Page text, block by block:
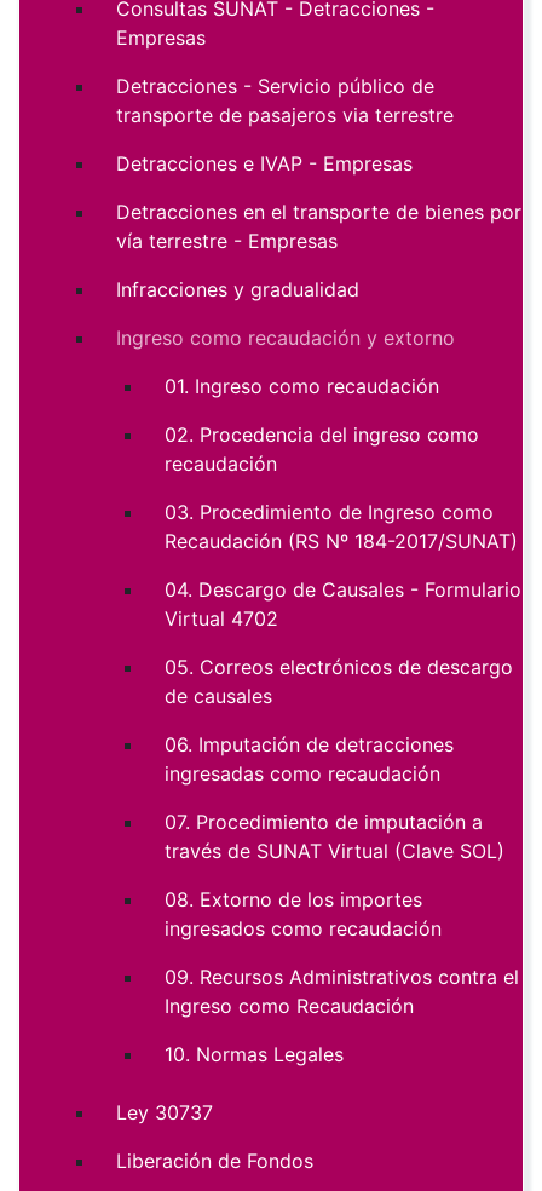
Consultas SUNAT - Detracciones -
Empresas
Detracciones - Servicio público de
transporte de pasajeros via terrestre
Detracciones e IVAP - Empresas
Detracciones en el transporte de bienes por
vía terrestre - Empresas
Infracciones y gradualidad
Ingreso como recaudación y extorno
01. Ingreso como recaudación
02. Procedencia del ingreso como
recaudación
03. Procedimiento de Ingreso como
Recaudación (RS Nº 184-2017/SUNAT)
04. Descargo de Causales - Formulario
Virtual 4702
05. Correos electrónicos de descargo
de causales
06. Imputación de detracciones
ingresadas como recaudación
07. Procedimiento de imputación a
través de SUNAT Virtual (Clave SOL)
08. Extorno de los importes
ingresados como recaudación
09. Recursos Administrativos contra el
Ingreso como Recaudación
10. Normas Legales
Ley 30737
Liberación de Fondos